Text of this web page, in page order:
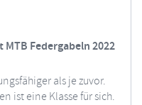
MTB Federgabeln 2022
als je zuvor.
ist eine Klasse für sich.